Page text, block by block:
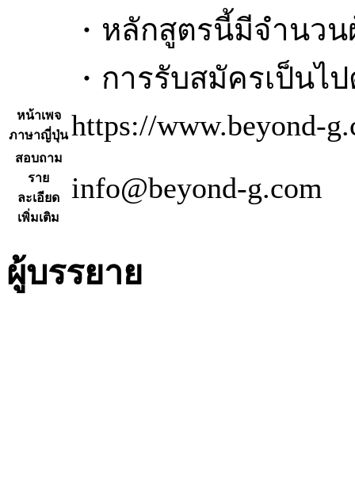
・หลักสูตรนี้มีจำนว
・การรับสมัครเป็น
หน้าเพจ
ภาษาญี่ปุ่น https://www.beyond-
สอบถาม
ราย
ละเอียด
เพิ่มเติม
info@beyond-g.com
ผู้บรรยาย